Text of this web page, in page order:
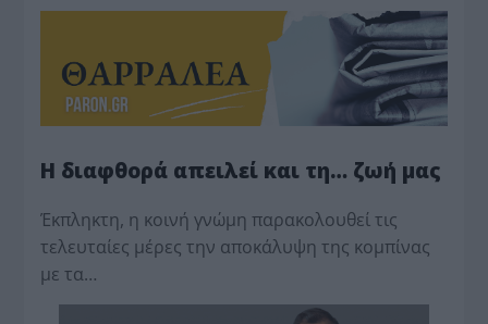
Η διαφθορά απειλεί και τη… ζωή μας
Έκπληκτη, η κοινή γνώμη παρακολουθεί τις
τελευταίες μέρες την αποκάλυψη της κο­μπίνας
με τα…